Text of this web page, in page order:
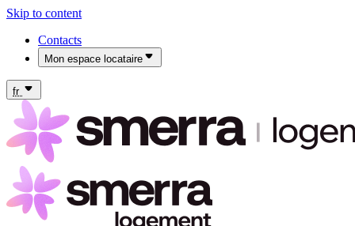
Skip to content
Contacts
Mon espace locataire
fr